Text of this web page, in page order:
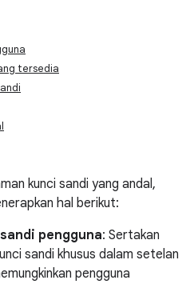
tersedia
kunci sandi yang andal,
hal berikut:
pengguna: Sertakan
sandi khusus dalam setelan
pengguna